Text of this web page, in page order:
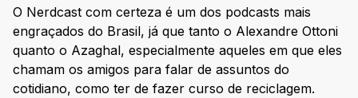
O Nerdcast com certeza é um dos podcasts mais
engraçados do Brasil, já que tanto o Alexandre Ottoni
quanto o Azaghal, especialmente aqueles em que eles
chamam os amigos para falar de assuntos do
cotidiano, como ter de fazer curso de reciclagem.